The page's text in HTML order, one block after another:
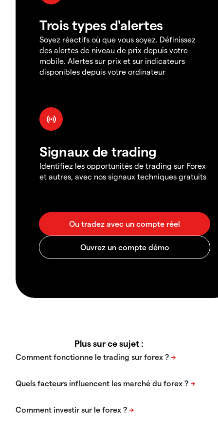
Trois types d'alertes
Soyez réactifs où que vous soyez. Définissez
des alertes de niveau de prix depuis votre
mobile. Alertes sur prix et sur indicateurs
disponibles depuis votre ordinateur
Signaux de trading
Identifiez les opportunités de trading sur Forex
et autres, avec nos signaux techniques gratuits
Plus sur ce sujet :